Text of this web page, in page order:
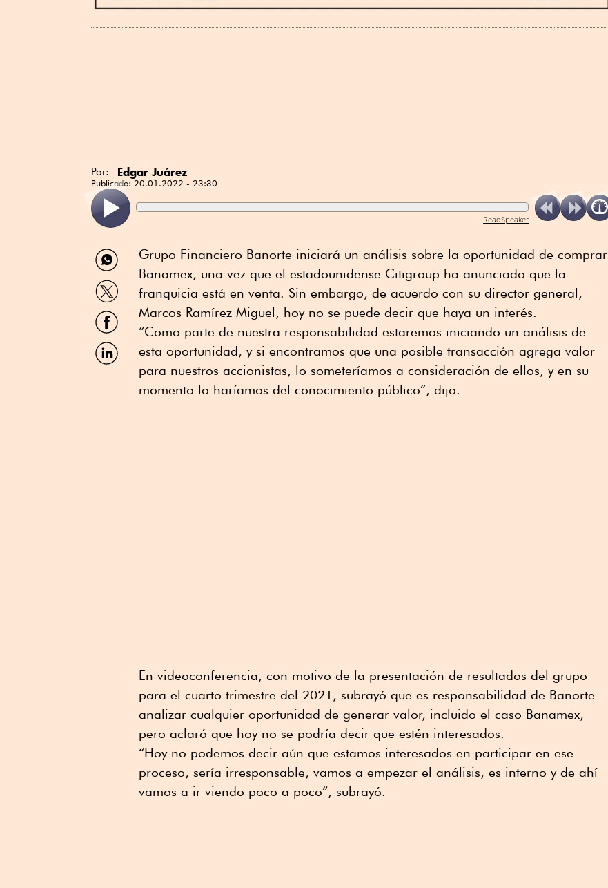
Por: Edgar Juárez
Publicado: 20.01.2022 - 23:30
ReadSpeaker
Compartir
por
WhatsApp
Compartir
por
Twitter
Compartir
por
Facebook
Compartir
por
Grupo Financiero Banorte iniciará un análisis sobre la oportunidad de comprar
Banamex, una vez que el estadounidense Citigroup ha anunciado que la
franquicia está en venta. Sin embargo, de acuerdo con su director general,
Marcos Ramírez Miguel, hoy no se puede decir que haya un interés.
“Como parte de nuestra responsabilidad estaremos iniciando un análisis de
esta oportunidad, y si encontramos que una posible transacción agrega valor
para nuestros accionistas, lo someteríamos a consideración de ellos, y en su
momento lo haríamos del conocimiento público”, dijo.
En videoconferencia, con motivo de la presentación de resultados del grupo
para el cuarto trimestre del 2021, subrayó que es responsabilidad de Banorte
analizar cualquier oportunidad de generar valor, incluido el caso Banamex,
pero aclaró que hoy no se podría decir que estén interesados.
“Hoy no podemos decir aún que estamos interesados en participar en ese
proceso, sería irresponsable, vamos a empezar el análisis, es interno y de ahí
vamos a ir viendo poco a poco”, subrayó.